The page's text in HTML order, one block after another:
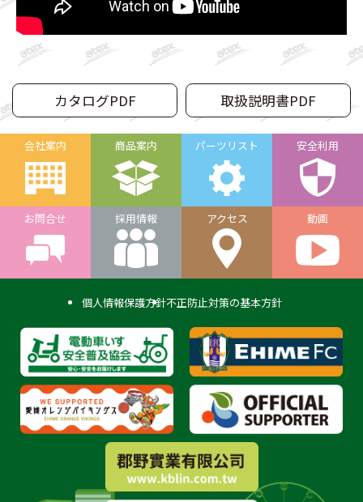
カタログPDF 取扱説明書PDF
会社案内 商品案内 パーツリスト 安全利用
お問合せ 採用情報 アクセス 動画
個人情報保護方針不正防止対策の基本方針